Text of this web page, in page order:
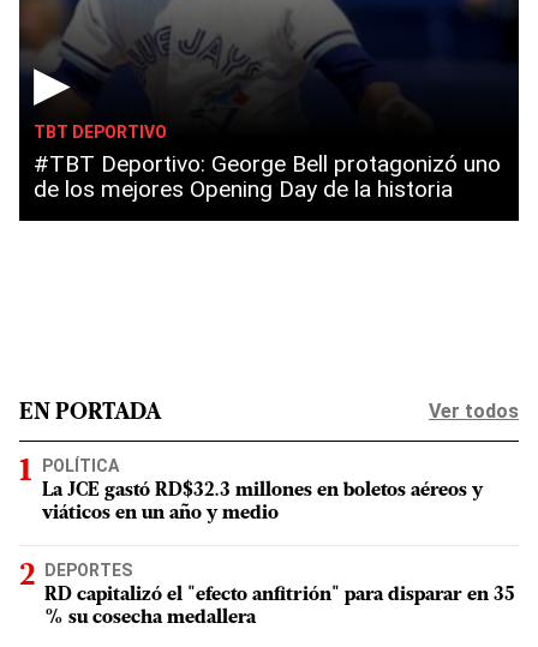
▶
TBT DEPORTIVO
#TBT Deportivo: George Bell protagonizó uno
de los mejores Opening Day de la historia
EN PORTADA Ver todos
POLÍTICA
La JCE gastó RD$32.3 millones en boletos aéreos y
viáticos en un año y medio
DEPORTES
RD capitalizó el "efecto anfitrión" para disparar en 35
% su cosecha medallera